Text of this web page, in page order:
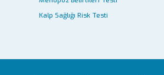
Kalp Sağlığı Risk Testi